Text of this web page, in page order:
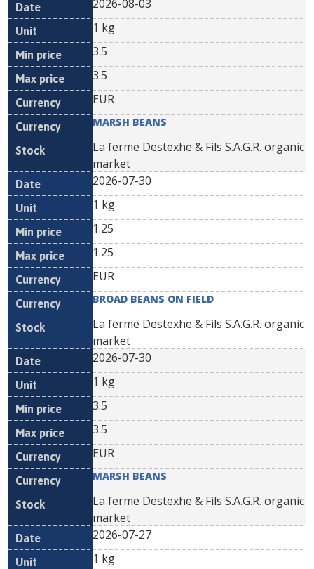
2026-08-03
1 kg
3.5
3.5
EUR
MARSH BEANS
La ferme Destexhe & Fils S.A.G.R. organic
market
2026-07-30
1 kg
1.25
1.25
EUR
BROAD BEANS ON FIELD
La ferme Destexhe & Fils S.A.G.R. organic
market
2026-07-30
1 kg
3.5
3.5
EUR
MARSH BEANS
La ferme Destexhe & Fils S.A.G.R. organic
market
2026-07-27
1 kg